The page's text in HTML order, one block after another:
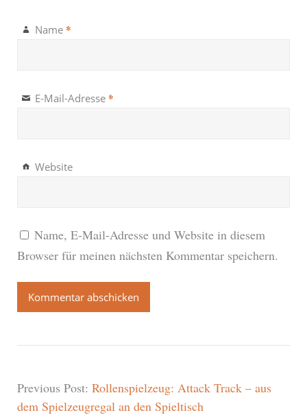
Name *
E-Mail-Adresse *
Website
Name, E-Mail-Adresse und Website in diesem
Browser für meinen nächsten Kommentar speichern.
Previous Post: Rollenspielzeug: Attack Track – aus
dem Spielzeugregal an den Spieltisch